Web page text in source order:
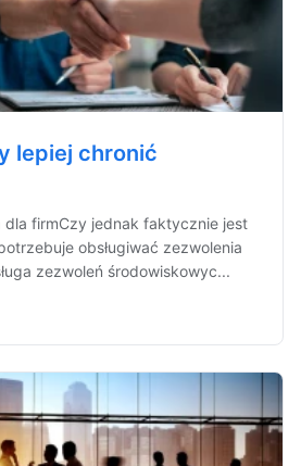
lepiej chronić
dla firmCzy jednak faktycznie jest
obsługiwać zezwolenia
zezwoleń środowiskowyc...